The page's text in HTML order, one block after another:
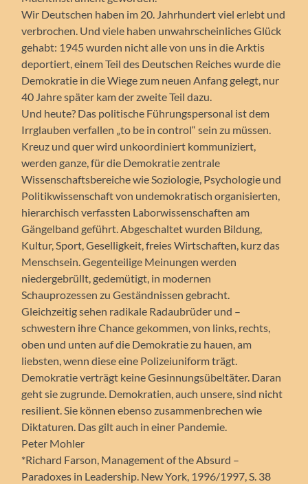
Wir Deutschen haben im 20. Jahrhundert viel erlebt und
verbrochen. Und viele haben unwahrscheinliches Glück
gehabt: 1945 wurden nicht alle von uns in die Arktis
deportiert, einem Teil des Deutschen Reiches wurde die
Demokratie in die Wiege zum neuen Anfang gelegt, nur
40 Jahre später kam der zweite Teil dazu.
Und heute? Das politische Führungspersonal ist dem
Irrglauben verfallen „to be in control“ sein zu müssen.
Kreuz und quer wird unkoordiniert kommuniziert,
werden ganze, für die Demokratie zentrale
Wissenschaftsbereiche wie Soziologie, Psychologie und
Politikwissenschaft von undemokratisch organisierten,
hierarchisch verfassten Laborwissenschaften am
Gängelband geführt. Abgeschaltet wurden Bildung,
Kultur, Sport, Geselligkeit, freies Wirtschaften, kurz das
Menschsein. Gegenteilige Meinungen werden
niedergebrüllt, gedemütigt, in modernen
Schauprozessen zu Geständnissen gebracht.
Gleichzeitig sehen radikale Radaubrüder und –
schwestern ihre Chance gekommen, von links, rechts,
oben und unten auf die Demokratie zu hauen, am
liebsten, wenn diese eine Polizeiuniform trägt.
Demokratie verträgt keine Gesinnungsübeltäter. Daran
geht sie zugrunde. Demokratien, auch unsere, sind nicht
resilient. Sie können ebenso zusammenbrechen wie
Diktaturen. Das gilt auch in einer Pandemie.
Peter Mohler
*Richard Farson, Management of the Absurd –
Paradoxes in Leadership. New York, 1996/1997, S. 38